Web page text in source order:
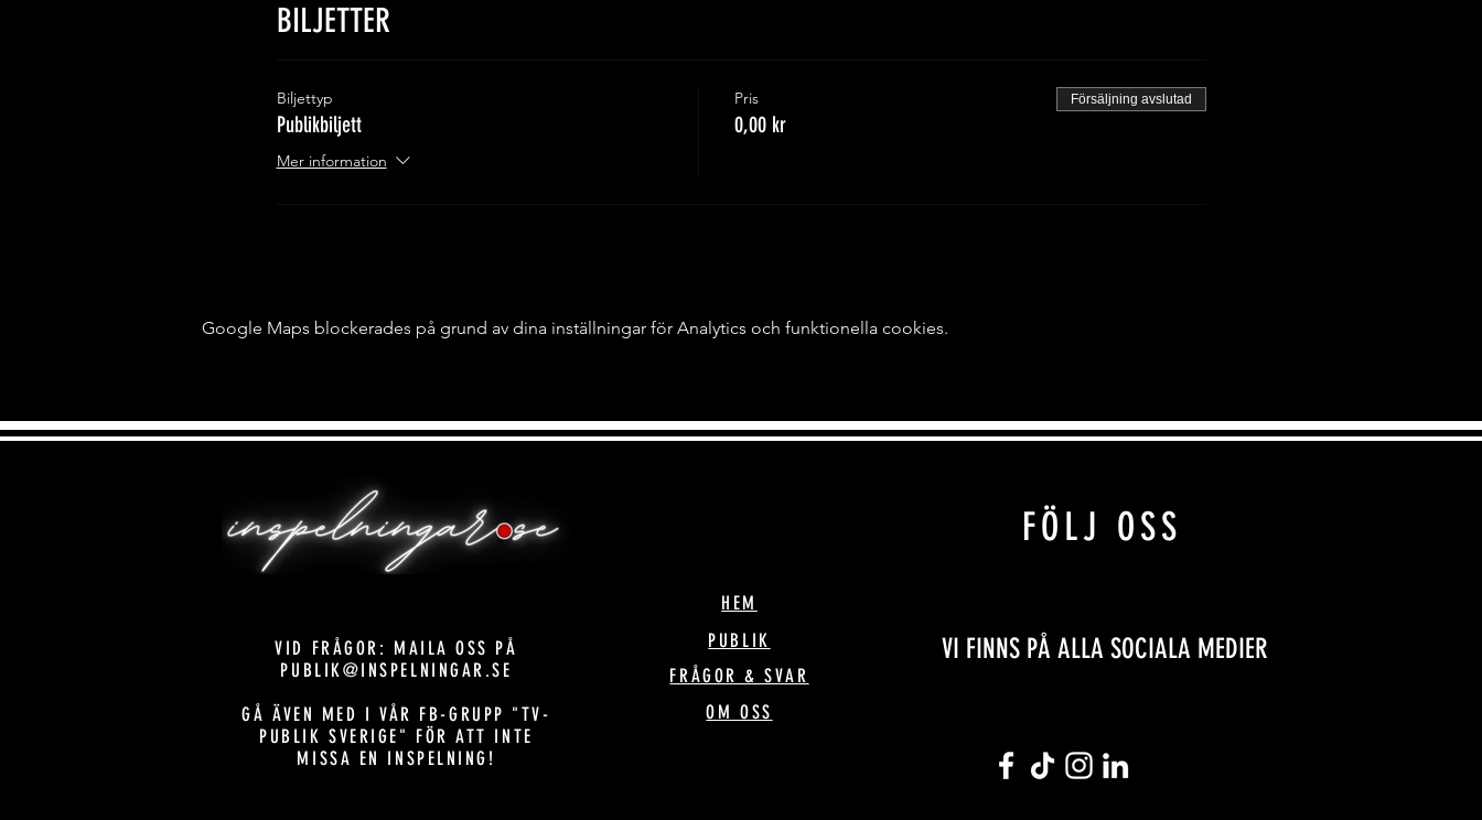
BILJETTER
Biljettyp
Publikbiljett
Mer information
Pris
0,00 kr
Försäljning avslutad
Google Maps blockerades på grund av dina inställningar för Analytics och funktionella cookies.
FÖLJ OSS
VID FRÅGOR: MAILA OSS PÅ
PUBLIK@INSPELNINGAR.SE
GÅ ÄVEN MED I VÅR FB-GRUPP "TV-
PUBLIK SVERIGE" FÖR ATT INTE
MISSA EN INSPELNING!
HEM
PUBLIK
FRÅGOR & SVAR
OM OSS
VI FINNS PÅ ALLA SOCIALA MEDIER